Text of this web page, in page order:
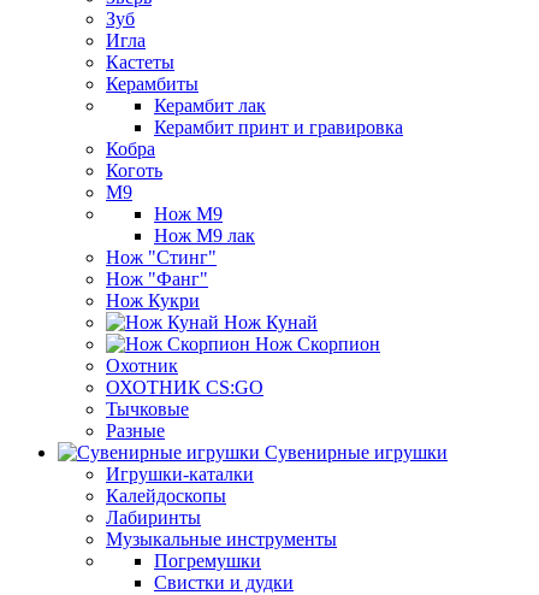
Зуб
Игла
Кастеты
Керамбиты
Керамбит лак
Керамбит принт и гравировка
Кобра
Коготь
М9
Нож М9
Нож М9 лак
Нож "Стинг"
Нож "Фанг"
Нож Кукри
Нож Кунай
Нож Скорпион
Охотник
ОХОТНИК CS:GO
Тычковые
Разные
Сувенирные игрушки
Игрушки-каталки
Калейдоскопы
Лабиринты
Музыкальные инструменты
Погремушки
Свистки и дудки